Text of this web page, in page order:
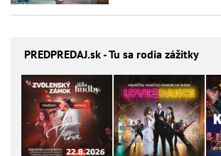
PREDPREDAJ.sk - Tu sa rodia zážitky